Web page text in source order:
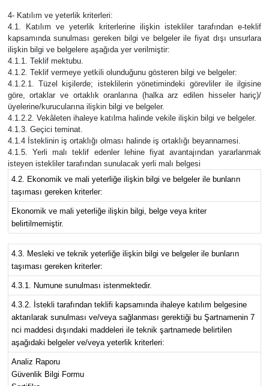
4- Katılım ve yeterlik kriterleri:
4.1. Katılım ve yeterlik kriterlerine ilişkin istekliler tarafından e-teklif
kapsamında sunulması gereken bilgi ve belgeler ile fiyat dışı unsurlara
ilişkin bilgi ve belgelere aşağıda yer verilmiştir:
4.1.1. Teklif mektubu.
4.1.2. Teklif vermeye yetkili olunduğunu gösteren bilgi ve belgeler:
4.1.2.1. Tüzel kişilerde; isteklilerin yönetimindeki görevliler ile ilgisine
göre, ortaklar ve ortaklık oranlarına (halka arz edilen hisseler hariç)/
üyelerine/kurucularına ilişkin bilgi ve belgeler.
4.1.2.2. Vekâleten ihaleye katılma halinde vekile ilişkin bilgi ve belgeler.
4.1.3. Geçici teminat.
4.1.4 İsteklinin iş ortaklığı olması halinde iş ortaklığı beyannamesi.
4.1.5. Yerli malı teklif edenler lehine fiyat avantajından yararlanmak
isteyen istekliler tarafından sunulacak yerli malı belgesi
4.2. Ekonomik ve mali yeterliğe ilişkin bilgi ve belgeler ile bunların
taşıması gereken kriterler:
Ekonomik ve mali yeterliğe ilişkin bilgi, belge veya kriter
belirtilmemiştir.
4.3. Mesleki ve teknik yeterliğe ilişkin bilgi ve belgeler ile bunların
taşıması gereken kriterler:
4.3.1. Numune sunulması istenmektedir.
4.3.2. İstekli tarafından teklifi kapsamında ihaleye katılım belgesine
aktarılarak sunulması ve/veya sağlanması gerektiği bu Şartnamenin 7
nci maddesi dışındaki maddeleri ile teknik şartnamede belirtilen
aşağıdaki belgeler ve/veya yeterlik kriterleri:
Analiz Raporu
Güvenlik Bilgi Formu